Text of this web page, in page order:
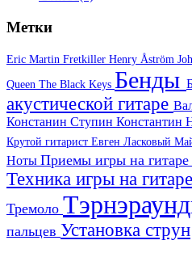
Метки
Eric Martin Fretkiller Henry Åström
Queen The Black Keys Бенды
акустической гитаре
Констанин Ступин Константин
Крутой гитарист Евген Ласковый
Ноты Приемы игры на гитаре
Техника игры на гитаре
Тремоло
пальцев Установка струн